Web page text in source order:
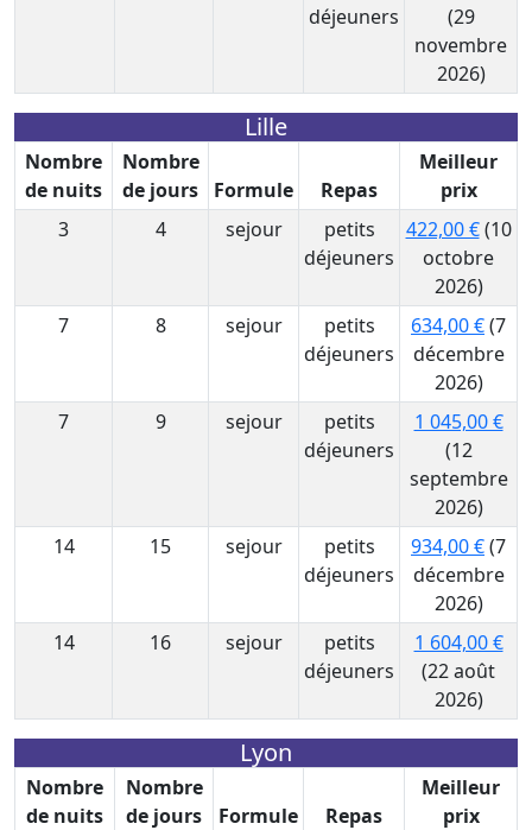
déjeuners
(29
novembre
2026)
Lille
Nombre
de nuits
Nombre
de jours
Formule Repas
Meilleur
prix
3
4 sejour
petits
déjeuners
422,00 €(10
octobre
2026)
7
8 sejour
petits
déjeuners
634,00 €(7
décembre
2026)
7
9 sejour
petits
déjeuners
1 045,00 €
(12
septembre
2026)
14
15 sejour
petits
déjeuners
934,00 €(7
décembre
2026)
14
16 sejour
petits
déjeuners
1 604,00 €
(22 août
2026)
Lyon
Nombre
de nuits
Nombre
de jours
Formule Repas
Meilleur
prix